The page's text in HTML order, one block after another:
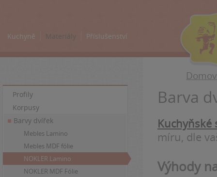
Kuchyně Materiály Příslušenství
Barva
Kuchyňské
míru, dle
Výhody
Profily
Korpusy
Barvy dvířek
Mebles Lamino
Mebles MDF fólie
NOKLER Lamino
NOKLER MDF Fólie